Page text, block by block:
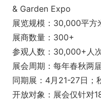
& Garden Expo
展览规模：30,000平方
展商数量：300+
参观人数：30,000+人
展会周期：每年春秋两
同期展：4月21-27日；
开放对象：展会仅针对